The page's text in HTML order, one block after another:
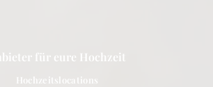
für eure Hochzeit
Hochzeitslocations